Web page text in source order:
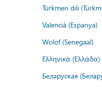
Türkmen dili
Valencià (Espanya)
Wolof (Senegaal)
Ελληνικά (Ελλάδα)
Беларуская